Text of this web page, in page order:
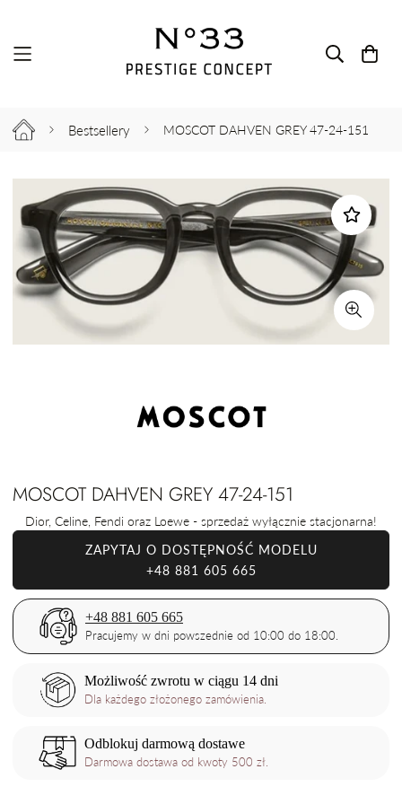
Bestsellery MOSCOT DAHVEN GREY 47-24-151
MOSCOT DAHVEN GREY 47-24-151
Dior, Celine, Fendi oraz Loewe - sprzedaż wyłącznie stacjonarna!
ZAPYTAJ O DOSTĘPNOŚĆ MODELU
+48 881 605 665
+48 881 605 665
Pracujemy w dni powszednie od 10:00 do 18:00.
Możliwość zwrotu w ciągu 14 dni
Dla każdego złożonego zamówienia.
Odblokuj darmową dostawe
Darmowa dostawa od kwoty 500 zł.